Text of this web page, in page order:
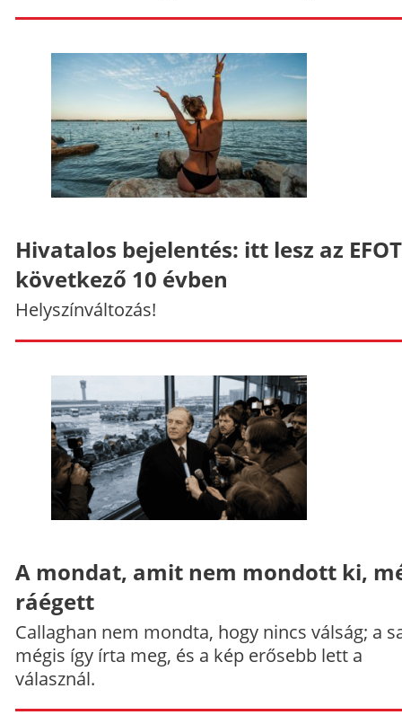
Hivatalos bejelentés: itt lesz az
következő 10 évben
Helyszínváltozás!
A mondat, amit nem mondott ki,
ráégett
Callaghan nem mondta, hogy nincs válság; a
mégis így írta meg, és a kép erősebb lett a
válasznál.